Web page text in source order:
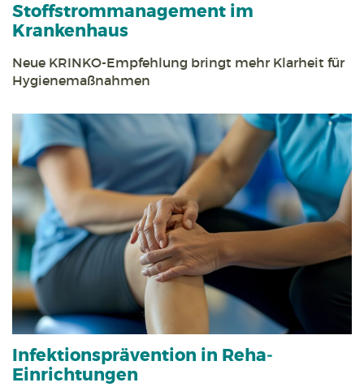
Stoff­strom­management im
Krankenhaus
Neue KRINKO-Empfehlung bringt mehr Klarheit für
Hygienemaßnahmen
Infektions­prävention in Reha­
Einrichtungen